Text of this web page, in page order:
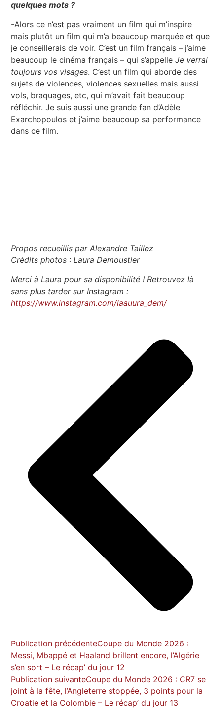
quelques mots ?
-Alors ce n’est pas vraiment un film qui m’inspire
mais plutôt un film qui m’a beaucoup marquée et que
je conseillerais de voir. C’est un film français – j’aime
beaucoup le cinéma français – qui s’appelleJe verrai
toujours vos visages. C’est un film qui aborde des
sujets de violences, violences sexuelles mais aussi
vols, braquages, etc, qui m’avait fait beaucoup
réfléchir. Je suis aussi une grande fan d’Adèle
Exarchopoulos et j’aime beaucoup sa performance
dans ce film.
Propos recueillis par Alexandre Taillez
Crédits photos : Laura Demoustier
Merci à Laura pour sa disponibilité ! Retrouvez là
sans plus tarder sur Instagram :
https://www.instagram.com/laauura_dem/
Publication précédenteCoupe du Monde 2026 :
Messi, Mbappé et Haaland brillent encore, l’Algérie
s’en sort – Le récap’ du jour 12
Publication suivanteCoupe du Monde 2026 : CR7 se
joint à la fête, l’Angleterre stoppée, 3 points pour la
Croatie et la Colombie – Le récap’ du jour 13